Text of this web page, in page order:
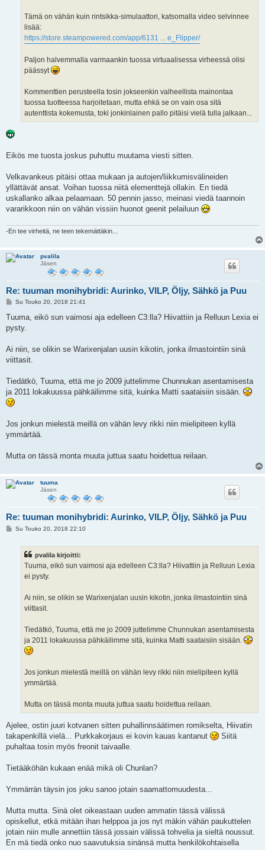
Tämä on vähän kuin rintsikka-simulaattori, katsomalla video selvinnee
lisää:
https://store.steampowered.com/app/6131 ... e_Flipper/
Paljon halvemmalla varmaankin tuossa virtuaalisessa virheessä olisi
päässyt
Kommenttien perusteella tosin jokseenkin valheellista mainontaa
tuossa tuotteessa harjoitetaan, mutta ehkä se on vain osa sitä
autenttista kokemusta, toki jonkinlainen pallo pitäisi vielä tulla jalkaan...
Eikös me tuosta joskus puhuttu muutama viesti sitten.
Velkavankeus pitäisi ottaa mukaan ja autojen/liikkumisvälineiden
yllättävät ansat. Voihan tuossa niitä elementtejä ollakin. En tiedä
uskallanko alkaa pelaamaan. 50 pennin jasso, meinasi viedä taannoin
vararikkoon niin on vähän vissiin huonot geenit pelailuun
-En tee virheitä, ne teen tekemättäkin...
pvalila
Jäsen
Re: tuuman monihybridi: Aurinko, VILP, Öljy, Sähkö ja Puu
V
e
t
Su Touko 20, 2018 21:41
Tuuma, eikö sun vaimosi aja edelleen C3:lla? Hiivattiin ja Relluun Lexia ei
pysty.
Ai niin, se olikin se Warixenjalan uusin kikotin, jonka ilmastointiin sinä
viittasit.
Tiedätkö, Tuuma, että me jo 2009 juttelimme Chunnukan asentamisesta
ja 2011 lokakuussa pähkäilimme sitä, kuinka Matti saataisiin sisään.
Jos jonkun mielestä meillä on vähän levy rikki niin mielipiteen kyllä
ymmärtää.
Mutta on tässä monta muuta juttua saatu hoidettua reilaan.
tuuma
Jäsen
Re: tuuman monihybridi: Aurinko, VILP, Öljy, Sähkö ja Puu
VSu Touko 20, 2018 22:10
pvalila kirjoitti:
Tuuma, eikö sun vaimosi aja edelleen C3:lla? Hiivattiin ja Relluun Lexia
ei pysty.
Ai niin, se olikin se Warixenjalan uusin kikotin, jonka ilmastointiin sinä
viittasit.
Tiedätkö, Tuuma, että me jo 2009 juttelimme Chunnukan asentamisesta
ja 2011 lokakuussa pähkäilimme sitä, kuinka Matti saataisiin sisään.
Jos jonkun mielestä meillä on vähän levy rikki niin mielipiteen kyllä
ymmärtää.
Mutta on tässä monta muuta juttua saatu hoidettua reilaan.
Ajelee, ostin juuri kotvanen sitten puhallinnsäätimen romikselta, Hiivatin
takapenkillä vielä... Purkkakorjaus ei kovin kauas kantanut
Siitä
puhaltaa tosin myös freonit taivaalle.
Tietääköhän kukaan enää mikä oli Chunlan?
Ymmärrän täysin jos joku sanoo jotain saamattomuudesta...
Mutta mutta. Sinä olet oikeastaan uuden ammatin tässä välissä
opiskellut, etkä mitään ihan helppoa ja jos nyt mäkin vähän paukuttelen
jotain niin mulle annettiin tässä jossain välissä tohvelia ja sieltä noussut.
En mä tiedä onko nuo saavutuksia sinänsä mutta henkilökohtaisella